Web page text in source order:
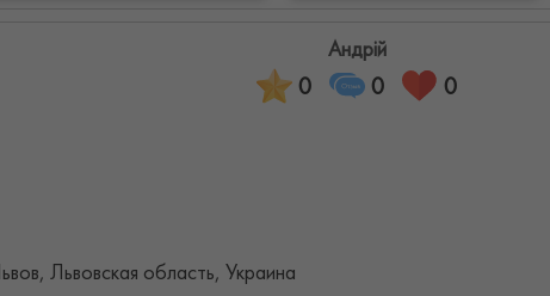
Андрій
0 0 0
Львовская область, Украина